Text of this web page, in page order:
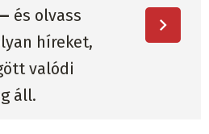
és olvass
híreket,
valódi
áll.